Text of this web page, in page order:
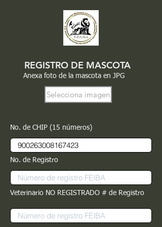
REGISTRO DE MASCOTA
Anexa foto de la mascota en JPG
Selecciona imagen
No. de CHIP (15 números)
No. de Registro
Veterinario NO REGISTRADO # de Registro